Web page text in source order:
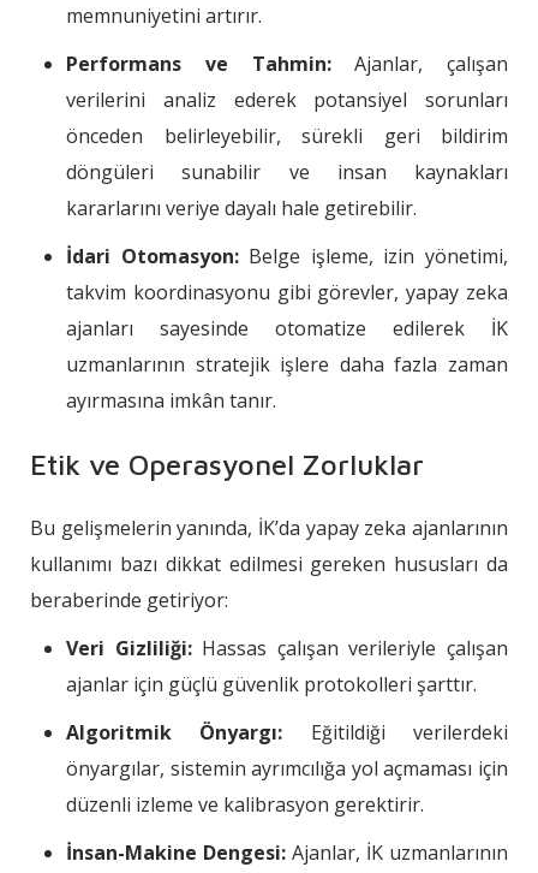
memnuniyetini artırır.
Performans ve Tahmin:Ajanlar, çalışan
verilerini analiz ederek potansiyel sorunları
önceden belirleyebilir, sürekli geri bildirim
döngüleri sunabilir ve insan kaynakları
kararlarını veriye dayalı hale getirebilir.
İdari Otomasyon:Belge işleme, izin yönetimi,
takvim koordinasyonu gibi görevler, yapay zeka
ajanları sayesinde otomatize edilerek İK
uzmanlarının stratejik işlere daha fazla zaman
ayırmasına imkân tanır.
Etik ve Operasyonel Zorluklar
Bu gelişmelerin yanında, İK’da yapay zeka ajanlarının
kullanımı bazı dikkat edilmesi gereken hususları da
beraberinde getiriyor:
Veri Gizliliği:Hassas çalışan verileriyle çalışan
ajanlar için güçlü güvenlik protokolleri şarttır.
Algoritmik Önyargı: Eğitildiği verilerdeki
önyargılar, sistemin ayrımcılığa yol açmaması için
düzenli izleme ve kalibrasyon gerektirir.
İnsan-Makine Dengesi: Ajanlar, İK uzmanlarının